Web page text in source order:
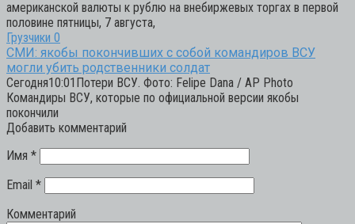
американской валюты к рублю на внебиржевых торгах в первой
половине пятницы, 7 августа,
Грузчики 0
СМИ: якобы покончивших с собой командиров ВСУ
могли убить родственники солдат
Сегодня10:01Потери ВСУ. Фото: Felipe Dana / AP Photo
Командиры ВСУ, которые по официальной версии якобы
покончили
Добавить комментарий
Имя *
Email *
Комментарий